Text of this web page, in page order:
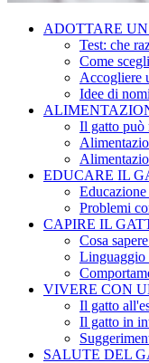
ADOTTARE
Test: che
Come
Accogliere
Idee di
Il gatto può
EDUCARE IL
Problemi
CAPIRE IL
Cosa
Linguaggio
VIVERE CON
Il gatto
Il gatto in
SALUTE DEL